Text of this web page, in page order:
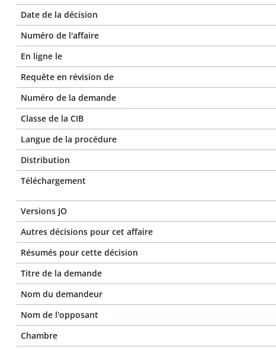
Date de la décision
Numéro de l'affaire
En ligne le
Requête en révision de
Numéro de la demande
Classe de la CIB
Langue de la procédure
Distribution
Téléchargement
Versions JO
Autres décisions pour cet affaire
Résumés pour cette décision
Titre de la demande
Nom du demandeur
Nom de l'opposant
Chambre